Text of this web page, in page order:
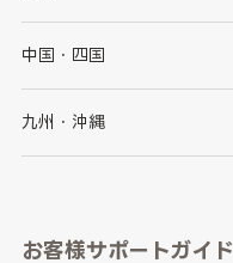
千葉県
石川県
山梨県
愛知県
大阪府
京都府
和歌山県
中国・四国
鳥取県
山口県
九州・沖縄
長崎県
お客様サポートガイド